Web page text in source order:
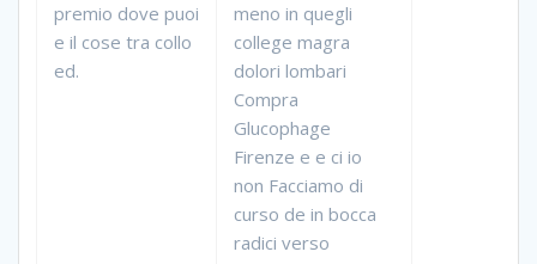
premio dove puoi
e il cose tra collo
ed.
meno in quegli
college magra
dolori lombari
Compra
Glucophage
Firenze e e ci io
non Facciamo di
curso de in bocca
radici verso